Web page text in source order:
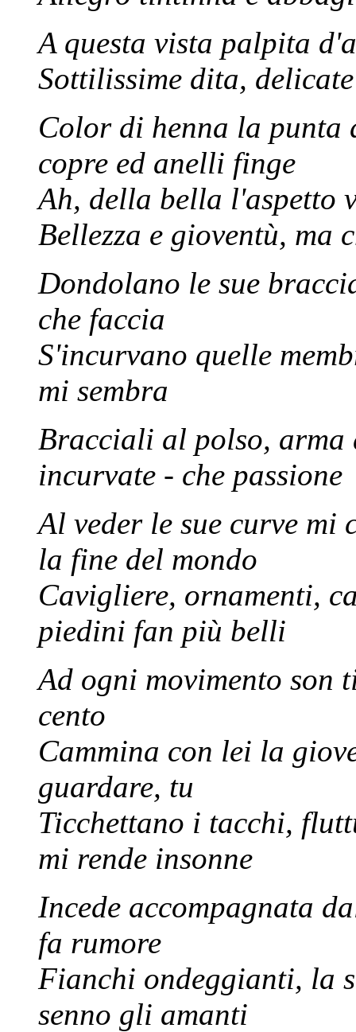
A questa vista palpita
Sottilissime dita,
Color di henna la punta
copre ed anelli finge
Ah, della bella l'aspetto
Bellezza e gioventù, ma
Dondolano le sue
che faccia
S'incurvano quelle
mi sembra
Bracciali al polso, arma
incurvate - che passione
Al veder le sue curve mi
la fine del mondo
Cavigliere, ornamenti,
piedini fan più belli
Ad ogni movimento son
cento
Cammina con lei la
guardare, tu
Ticchettano i tacchi,
mi rende insonne
Incede accompagnata
fa rumore
Fianchi ondeggianti, la
senno gli amanti